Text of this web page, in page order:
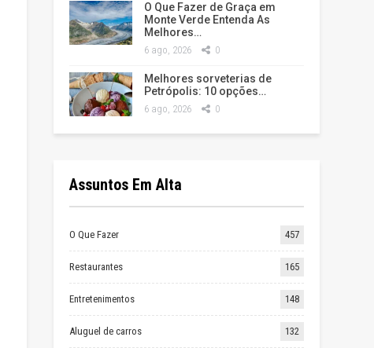
O Que Fazer de Graça em
Monte Verde Entenda As
Melhores…
6 ago, 2026 0
Melhores sorveterias de
Petrópolis: 10 opções…
6 ago, 2026 0
Assuntos Em Alta
O Que Fazer 457
Restaurantes 165
Entretenimentos 148
Aluguel de carros 132